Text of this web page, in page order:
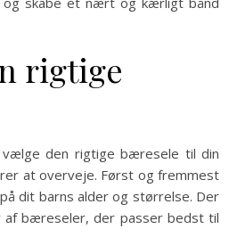
rigtige
den rigtige bæresele til din
at overveje. Først og fremmest
dit barns alder og størrelse. Der
af bæreseler, der passer bedst til